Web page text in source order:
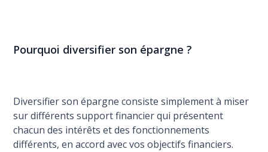
Pourquoi diversifier son épargne ?
Diversifier son épargne consiste simplement à miser
sur différents support financier qui présentent
chacun des intérêts et des fonctionnements
différents, en accord avec vos objectifs financiers.